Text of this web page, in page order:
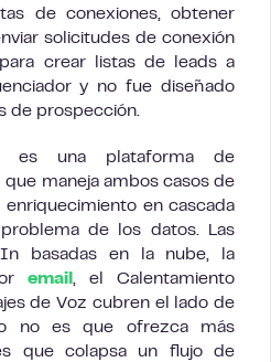
de conexiones, obtener
solicitudes de conexión
crear listas de leads a
y no fue diseñado
de prospección.
es una plataforma de
maneja ambos casos de
enriquecimiento en cascada
de los datos. Las
basadas en la nube, la
email , el Calentamiento
de Voz cubren el lado de
no es que ofrezca más
que colapsa un flujo de